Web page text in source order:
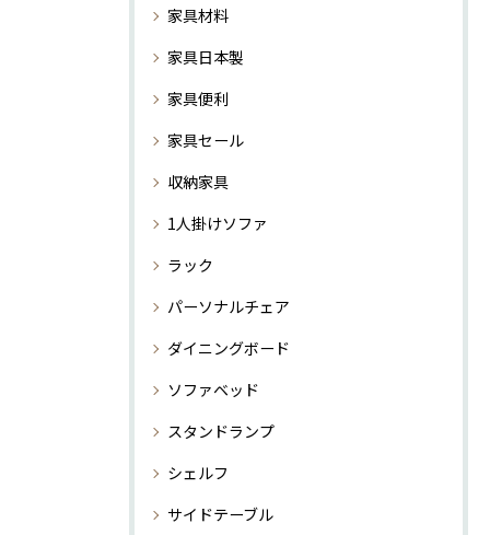
家具材料
家具日本製
家具便利
家具セール
収納家具
1人掛けソファ
ラック
パーソナルチェア
ダイニングボード
ソファベッド
スタンドランプ
シェルフ
サイドテーブル